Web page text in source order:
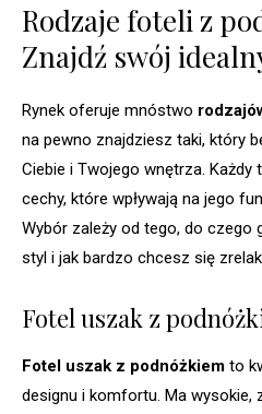
Rodzaje foteli z
Znajdź swój
Rynek oferuje mnóstwo
na pewno znajdziesz taki, który
Ciebie i Twojego wnętrza.
cechy, które wpływają na jego
Wybór zależy od tego, do czego
styl i jak bardzo chcesz się
Fotel uszak z
Fotel uszak z podnóżkiem to
designu i komfortu. Ma wysokie,